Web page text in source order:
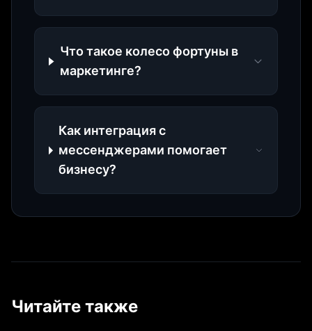
Что такое колесо фортуны в
маркетинге?
Как интеграция с
мессенджерами помогает
бизнесу?
Читайте также